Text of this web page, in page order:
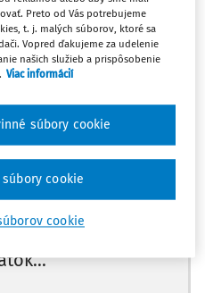
a z toho vyplývajúce
1990 Zb. o obecnom zriadení
Preto od Vás potrebujeme
t. j. malých súborov, ktoré sa
Vopred ďakujeme za udelenie
našich služieb a prispôsobenie
Viac informácií
cookie
súbory cookie
cookie